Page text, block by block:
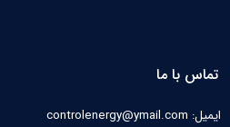
تماس با ما
ایمیل: controlenergy@ymail.com